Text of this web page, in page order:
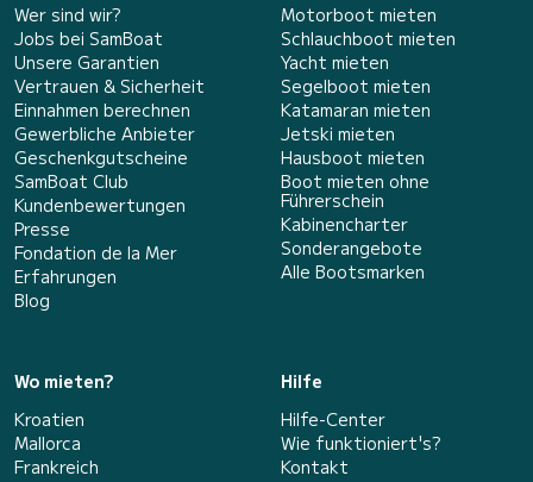
Wer sind wir?
Jobs bei SamBoat
Unsere Garantien
Vertrauen & Sicherheit
Einnahmen berechnen
Gewerbliche Anbieter
Geschenkgutscheine
SamBoat Club
Kundenbewertungen
Presse
Fondation de la Mer
Erfahrungen
Blog
Motorboot mieten
Schlauchboot mieten
Yacht mieten
Segelboot mieten
Katamaran mieten
Jetski mieten
Hausboot mieten
Boot mieten ohne
Führerschein
Kabinencharter
Sonderangebote
Alle Bootsmarken
Wo mieten?
Kroatien
Mallorca
Frankreich
Hilfe
Hilfe-Center
Wie funktioniert's?
Kontakt